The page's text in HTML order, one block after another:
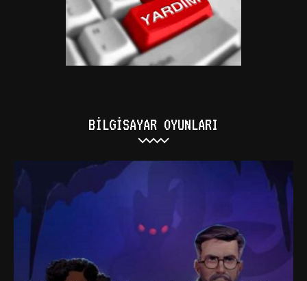
BILGISAYAR OYUNLARI